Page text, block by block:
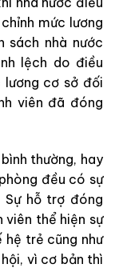
mức lương
sách nhà nước
lệch do điều
cơ sở đối
viên đã đóng
thường, hay
đều có sự
hỗ trợ đóng
viên thể hiện sự
hệ trẻ cũng như
vì cơ bản thì